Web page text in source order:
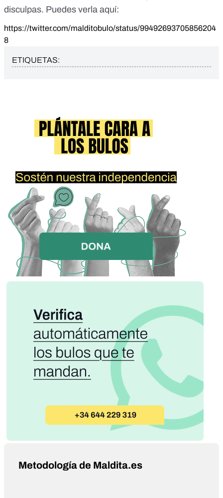
disculpas. Puedes verla aquí:
https://twitter.com/malditobulo/status/99492693705856204
8
ETIQUETAS:
Metodología de Maldita.es